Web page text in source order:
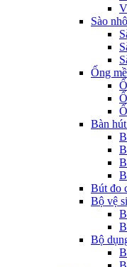
Sào
Ống
Bàn
Bút đo
Bộ vệ
Bộ